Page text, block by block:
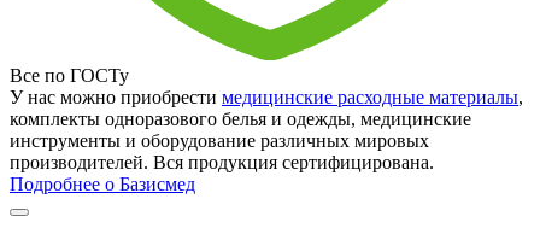
Все по ГОСТу
У нас можно приобрести медицинские расходные материалы,
комплекты одноразового белья и одежды, медицинские
инструменты и оборудование различных мировых
производителей. Вся продукция сертифицирована.
Подробнее о Базисмед